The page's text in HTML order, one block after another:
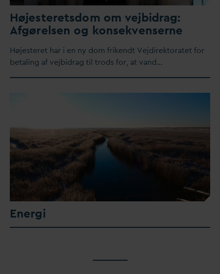
Højesteretsdom om vejbidrag:
Afgørelsen og konsekvenserne
Højesteret har i en ny dom frikendt Vejdirektoratet for
betaling af vejbidrag til trods for, at vand…
Energi